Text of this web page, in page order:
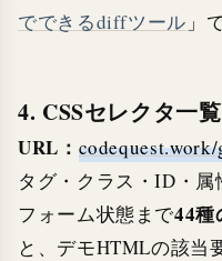
でできるdiffツール 」
4. CSSセレクタ一
URL：
タグ・クラス・ID・属
フォーム状態まで44種
と、デモHTMLの該当